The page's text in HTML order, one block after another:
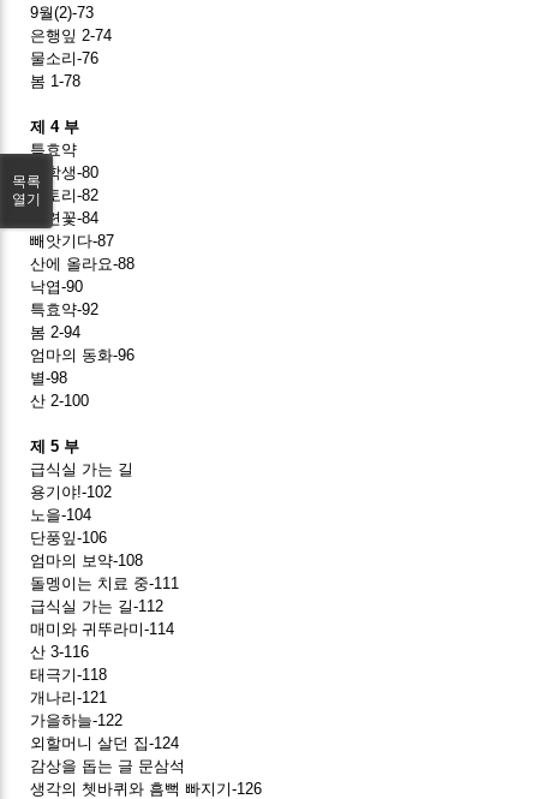
9월(2)-73
은행잎 2-74
물소리-76
봄 1-78
제 4 부
특효약
전학생-80
도토리-82
목련꽃-84
빼앗기다-87
산에 올라요-88
낙엽-90
특효약-92
봄 2-94
엄마의 동화-96
별-98
산 2-100
제 5 부
급식실 가는 길
용기야!-102
노을-104
단풍잎-106
엄마의 보약-108
돌멩이는 치료 중-111
급식실 가는 길-112
매미와 귀뚜라미-114
산 3-116
태극기-118
개나리-121
가을하늘-122
외할머니 살던 집-124
감상을 돕는 글 문삼석
생각의 쳇바퀴와 흠뻑 빠지기-126
목록
열기